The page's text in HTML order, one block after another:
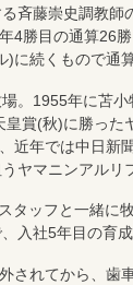
斉藤崇史調教師
4勝目の通算26
に続くもので通
。1955年に苫
賞(秋)に勝った
近年では中日新
ヤマニンアルリ
ッフと一緒に
入社5年目の育
れてから、歯